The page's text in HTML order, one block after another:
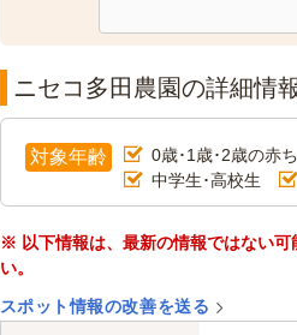
ニセコ多田農園の詳細情
対象年齢 0歳･1歳･2歳の赤
中学生･高校生
※ 以下情報は、最新の情報ではない可
い。
スポット情報の改善を送る